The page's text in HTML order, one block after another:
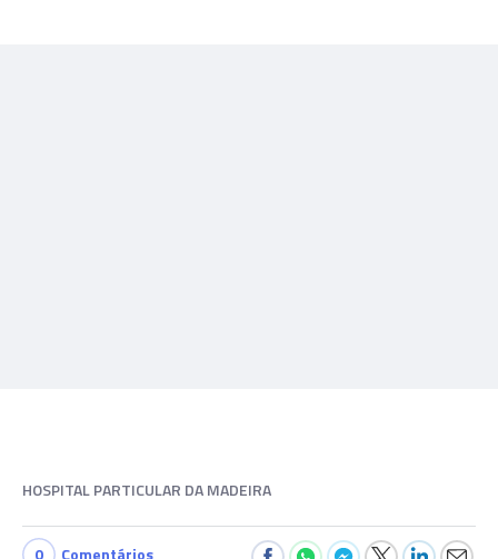
HOSPITAL PARTICULAR DA MADEIRA
0 Comentários